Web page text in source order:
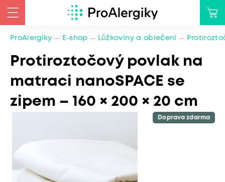
ProAlergiky E-shop Lůžkoviny a oblečení
Protiroztočový povlak na
matraci nanoSPACE se
zipem – 160 × 200 × 20 cm
Doprava zdarma